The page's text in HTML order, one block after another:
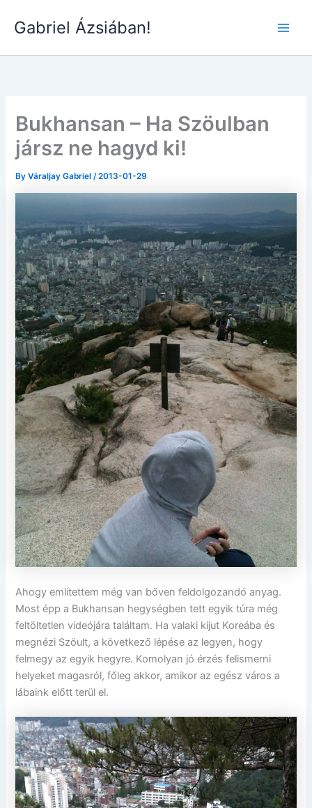
Gabriel Ázsiában!
Bukhansan – Ha Szöulban
jársz ne hagyd ki!
ByVáraljay Gabriel/2013-01-29
Ahogy említettem még van bőven feldolgozandó anyag.
Most épp a Bukhansan hegységben tett egyik túra még
feltöltetlen videójára találtam. Ha valaki kijut Koreába és
megnézi Szöult, a következő lépése az legyen, hogy
felmegy az egyik hegyre. Komolyan jó érzés felismerni
helyeket magasról, főleg akkor, amikor az egész város a
lábaink előtt terül el.